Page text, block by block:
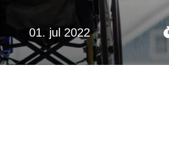
01. jul 2022